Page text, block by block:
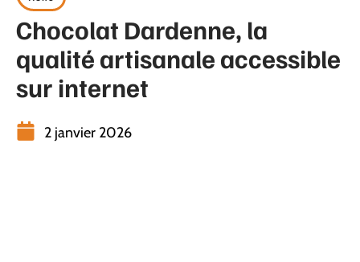
Chocolat Dardenne, la
qualité artisanale accessible
sur internet
2 janvier 2026